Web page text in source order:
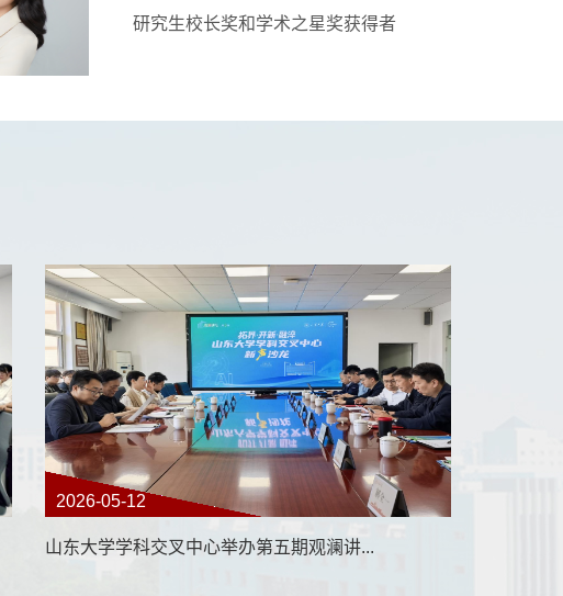
研究生校长奖和学术之星奖获得者
2026-05-12
山东大学学科交叉中心举办第五期观澜讲...